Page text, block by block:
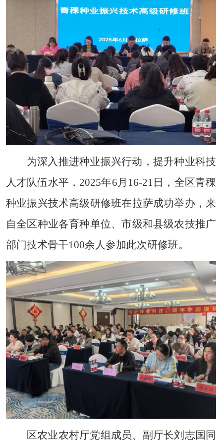
为深入推进种业振兴行动，提升种业科技
人才队伍水平， 2025年6月16-21日，全区青稞
种业振兴技术高级研修班在拉萨成功举办，来
自全区种业各育种单位、市级和县级农技推广
部门技术骨干100余人参加此次研修班。
区农业农村厅党组成员、副厅长刘志国同